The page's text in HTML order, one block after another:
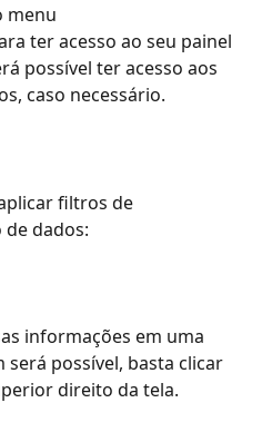
menu
ter acesso ao seu painel
possível ter acesso aos
caso necessário.
filtros de
de dados:
informações em uma
será possível, basta clicar
direito da tela.